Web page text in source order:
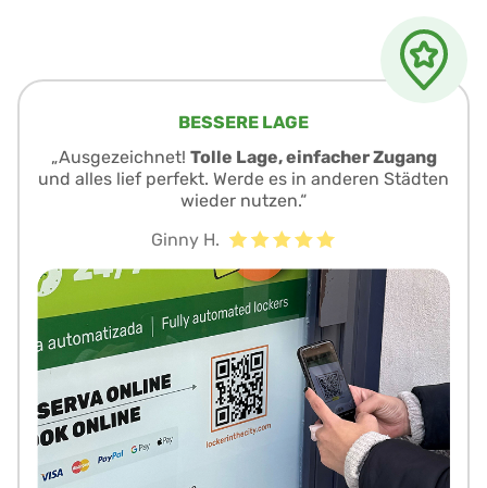
BESSERE LAGE
„Ausgezeichnet! Tolle Lage, einfacher Zugang
und alles lief perfekt. Werde es in anderen Städten
wieder nutzen.“
Ginny H.